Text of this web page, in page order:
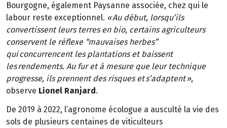
Bourgogne, également Paysanne associée, chez qui le
labour reste exceptionnel. « Au début, lorsqu’ils
convertissent leurs terres en bio, certains agriculteurs
conservent le réflexe “mauvaises herbes”
qui concurrencent les plantations et baissent
les rendements. Au fur et à mesure que leur technique
progresse, ils prennent des risques et s’adaptent »,
observe Lionel Ranjard.
De 2019 à 2022, l’agronome écologue a ausculté la vie des
sols de plusieurs centaines de viticulteurs